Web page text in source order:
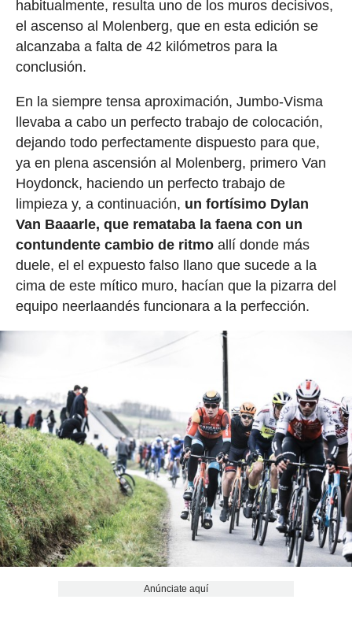
habitualmente, resulta uno de los muros decisivos,
el ascenso al Molenberg, que en esta edición se
alcanzaba a falta de 42 kilómetros para la
conclusión.
En la siempre tensa aproximación, Jumbo-Visma
llevaba a cabo un perfecto trabajo de colocación,
dejando todo perfectamente dispuesto para que,
ya en plena ascensión al Molenberg, primero Van
Hoydonck, haciendo un perfecto trabajo de
limpieza y, a continuación, un fortísimo Dylan
Van Baaarle, que remataba la faena con un
contundente cambio de ritmoallí donde más
duele, el el expuesto falso llano que sucede a la
cima de este mítico muro, hacían que la pizarra del
equipo neerlaandés funcionara a la perfección.
Anúnciate aquí